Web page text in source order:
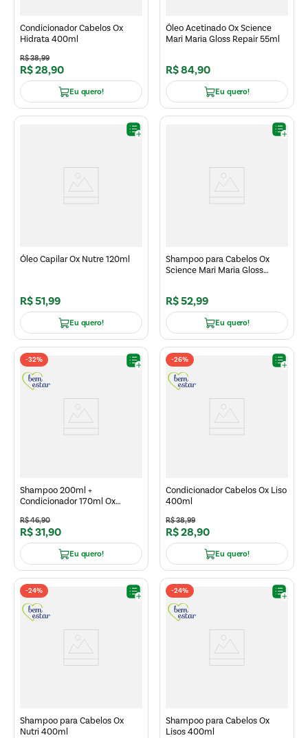
Condicionador Cabelos Ox
Hidrata 400ml
R$38,99
R$28,90
Eu quero!
Óleo Acetinado Ox Science
Mari Maria Gloss Repair 55ml
R$84,90
Eu quero!
Óleo Capilar Ox Nutre 120ml
R$51,99
Eu quero!
Shampoo para Cabelos Ox
Science Mari Maria Gloss
R$52,99
Eu quero!
-32%
Shampoo 200ml +
Condicionador 170ml Ox
R$46,90
R$31,90
Eu quero!
-26%
Condicionador Cabelos Ox Liso
400ml
R$38,99
R$28,90
Eu quero!
-24%
Shampoo para Cabelos Ox
Nutri 400ml
-24%
Shampoo para Cabelos Ox
Lisos 400ml